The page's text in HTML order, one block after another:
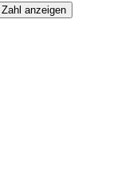
Zahl anzeigen